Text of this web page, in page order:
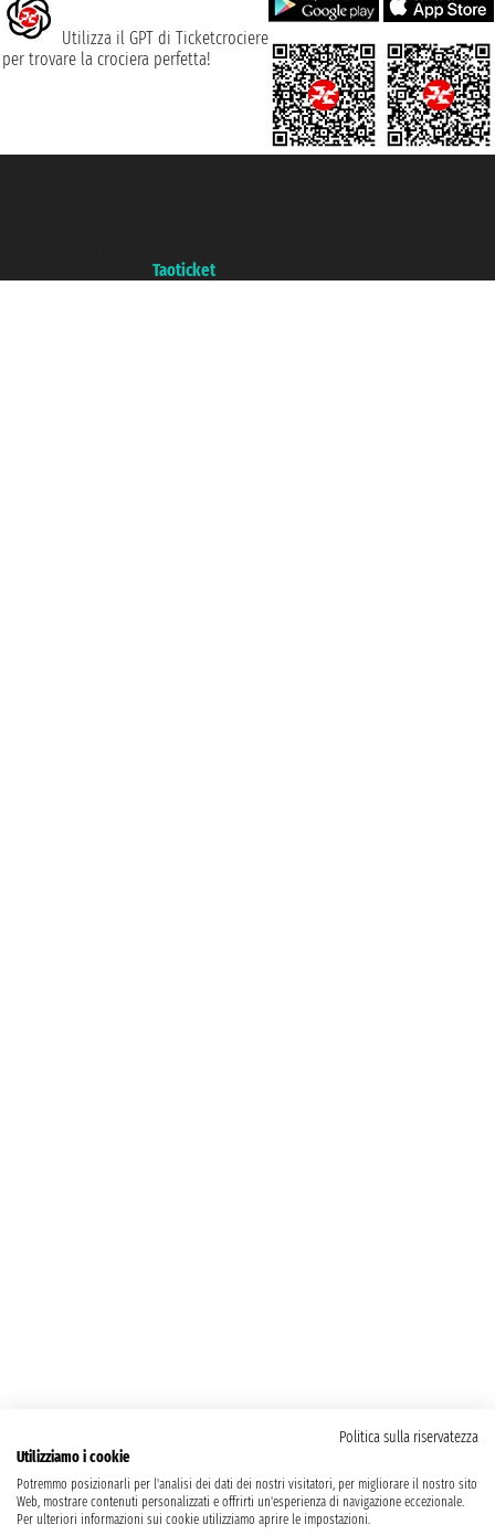
Utilizza il GPT di Ticketcrociere
per trovare la crociera perfetta!
Taoticket
Politica sulla riservatezza
Utilizziamo i cookie
Potremmo posizionarli per l'analisi dei dati dei nostri visitatori, per migliorare il nostro sito
Web, mostrare contenuti personalizzati e offrirti un'esperienza di navigazione eccezionale.
Per ulteriori informazioni sui cookie utilizziamo aprire le impostazioni.